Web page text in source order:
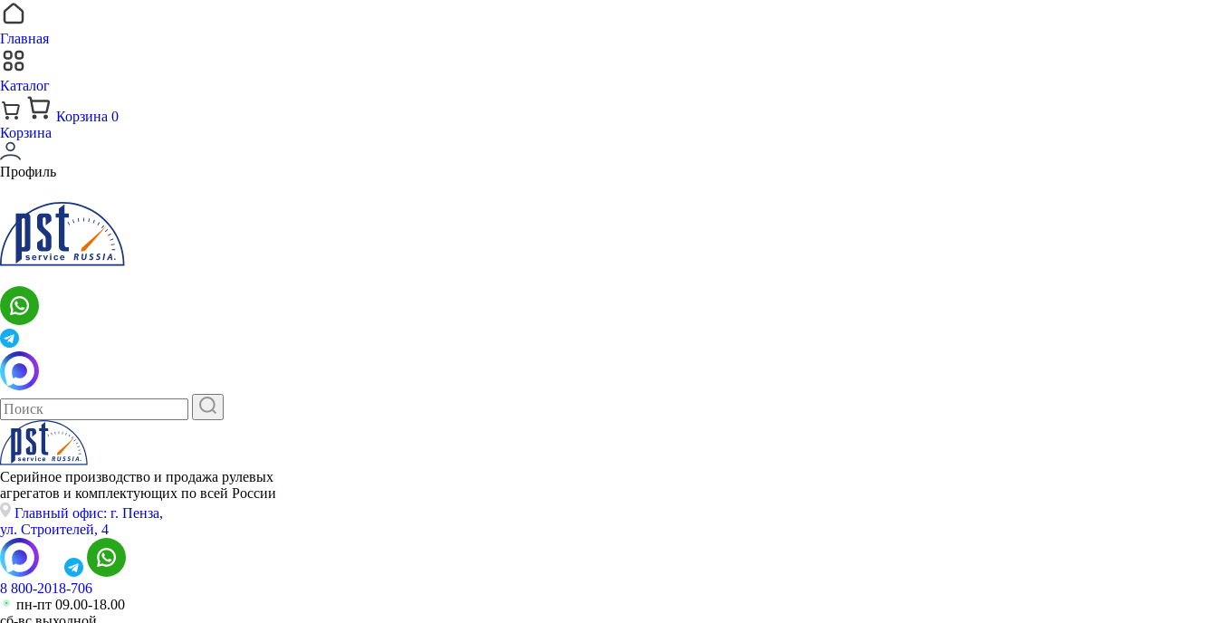
Главная
Каталог
Корзина 0
Корзина
Профиль
Серийное производство и продажа рулевых
агрегатов и комплектующих по всей России
Главный офис: г. Пенза,
ул. Строителей, 4
8 800-2018-706
пн-пт 09.00-18.00